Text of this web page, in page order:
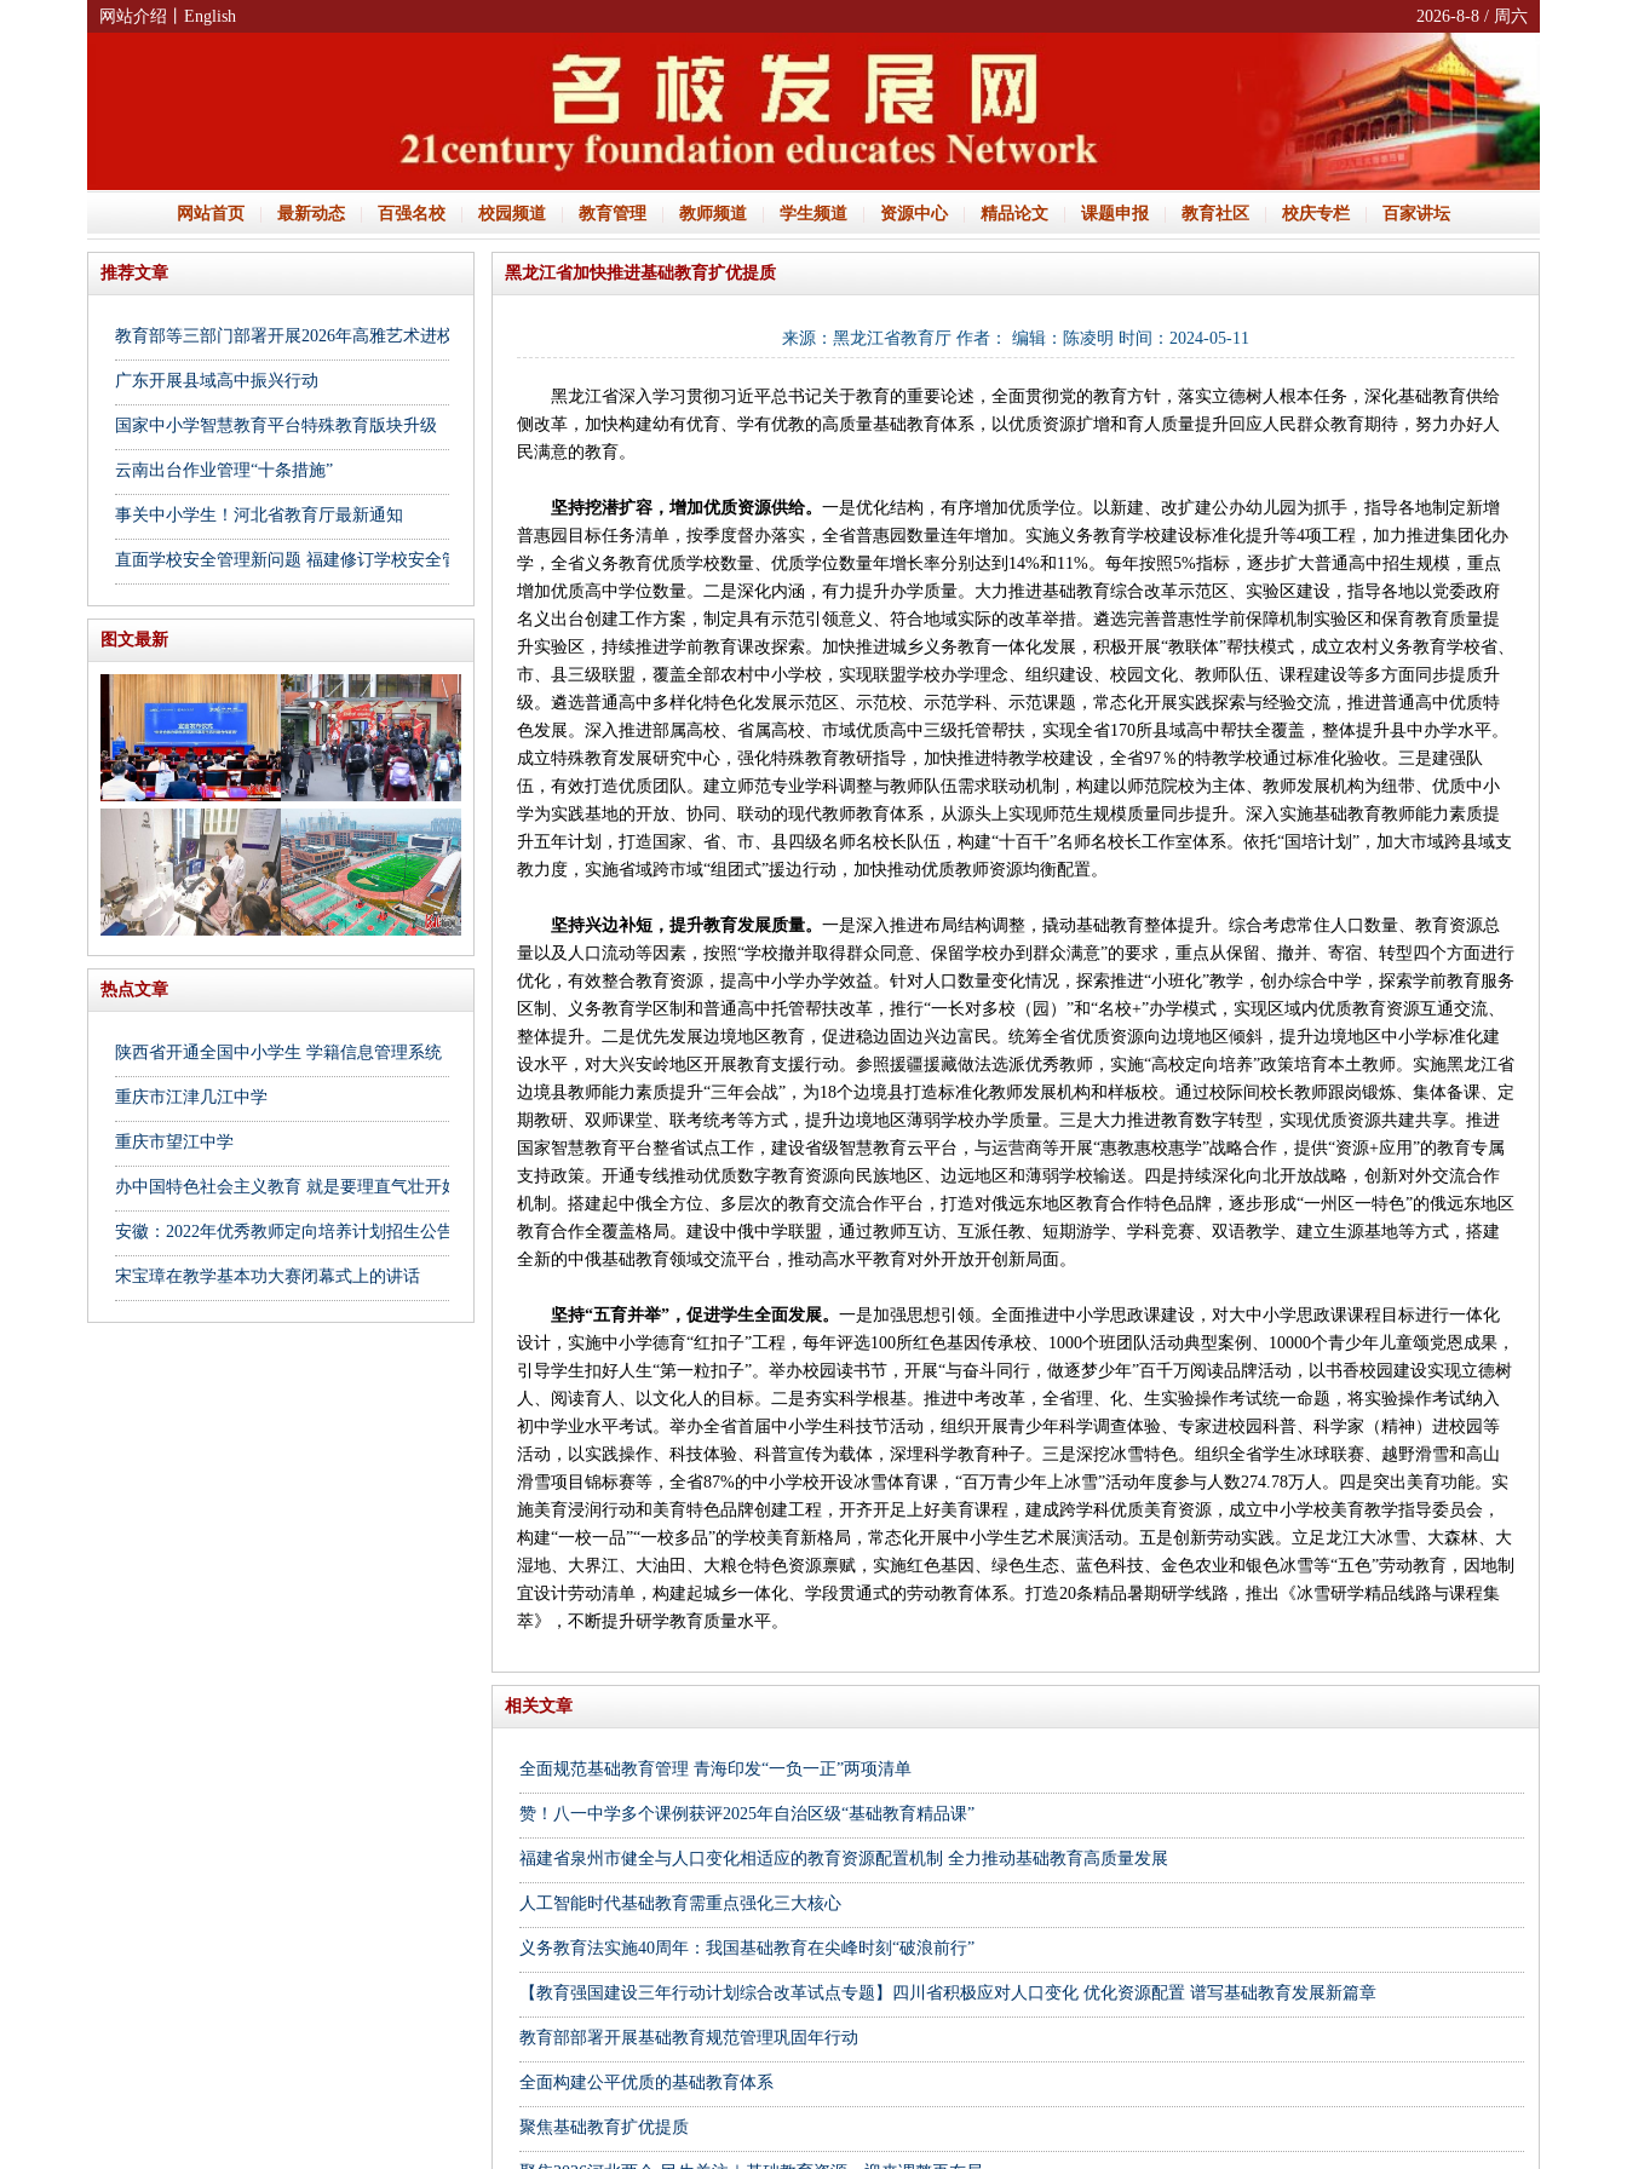
网站介绍 丨English 2026-8-8 / 周六
网站首页 最新动态 百强名校 校园频道 教育管理 教师频道 学生频道 资源中心 精品论文 课题申报 教育社区 校庆专栏 百家讲坛
推荐文章
教育部等三部门部署开展2026年高雅艺术进校园活动
广东开展县域高中振兴行动
国家中小学智慧教育平台特殊教育版块升级
云南出台作业管理“十条措施”
事关中小学生！河北省教育厅最新通知
直面学校安全管理新问题 福建修订学校安全管理条例
图文最新
热点文章
陕西省开通全国中小学生 学籍信息管理系统
重庆市江津几江中学
重庆市望江中学
办中国特色社会主义教育 就是要理直气壮开好思政课
安徽：2022年优秀教师定向培养计划招生公告
宋宝璋在教学基本功大赛闭幕式上的讲话
黑龙江省加快推进基础教育扩优提质
来源：黑龙江省教育厅 作者： 编辑：陈凌明 时间：2024-05-11
黑龙江省深入学习贯彻习近平总书记关于教育的重要论述，全面贯彻党的教育方针，落实立德树人根本任务，深化基础教育供给
侧改革，加快构建幼有优育、学有优教的高质量基础教育体系，以优质资源扩增和育人质量提升回应人民群众教育期待，努力办好人
民满意的教育。
坚持挖潜扩容，增加优质资源供给。 一是优化结构，有序增加优质学位。以新建、改扩建公办幼儿园为抓手，指导各地制定新增
普惠园目标任务清单，按季度督办落实，全省普惠园数量连年增加。实施义务教育学校建设标准化提升等4项工程，加力推进集团化办
学，全省义务教育优质学校数量、优质学位数量年增长率分别达到14%和11%。每年按照5%指标，逐步扩大普通高中招生规模，重点
增加优质高中学位数量。二是深化内涵，有力提升办学质量。大力推进基础教育综合改革示范区、实验区建设，指导各地以党委政府
名义出台创建工作方案，制定具有示范引领意义、符合地域实际的改革举措。遴选完善普惠性学前保障机制实验区和保育教育质量提
升实验区，持续推进学前教育课改探索。加快推进城乡义务教育一体化发展，积极开展“教联体”帮扶模式，成立农村义务教育学校省、
市、县三级联盟，覆盖全部农村中小学校，实现联盟学校办学理念、组织建设、校园文化、教师队伍、课程建设等多方面同步提质升
级。遴选普通高中多样化特色化发展示范区、示范校、示范学科、示范课题，常态化开展实践探索与经验交流，推进普通高中优质特
色发展。深入推进部属高校、省属高校、市域优质高中三级托管帮扶，实现全省170所县域高中帮扶全覆盖，整体提升县中办学水平。
成立特殊教育发展研究中心，强化特殊教育教研指导，加快推进特教学校建设，全省97％的特教学校通过标准化验收。三是建强队
伍，有效打造优质团队。建立师范专业学科调整与教师队伍需求联动机制，构建以师范院校为主体、教师发展机构为纽带、优质中小
学为实践基地的开放、协同、联动的现代教师教育体系，从源头上实现师范生规模质量同步提升。深入实施基础教育教师能力素质提
升五年计划，打造国家、省、市、县四级名师名校长队伍，构建“十百千”名师名校长工作室体系。依托“国培计划”，加大市域跨县域支
教力度，实施省域跨市域“组团式”援边行动，加快推动优质教师资源均衡配置。
坚持兴边补短，提升教育发展质量。 一是深入推进布局结构调整，撬动基础教育整体提升。综合考虑常住人口数量、教育资源总
量以及人口流动等因素，按照“学校撤并取得群众同意、保留学校办到群众满意”的要求，重点从保留、撤并、寄宿、转型四个方面进行
优化，有效整合教育资源，提高中小学办学效益。针对人口数量变化情况，探索推进“小班化”教学，创办综合中学，探索学前教育服务
区制、义务教育学区制和普通高中托管帮扶改革，推行“一长对多校（园）”和“名校+”办学模式，实现区域内优质教育资源互通交流、
整体提升。二是优先发展边境地区教育，促进稳边固边兴边富民。统筹全省优质资源向边境地区倾斜，提升边境地区中小学标准化建
设水平，对大兴安岭地区开展教育支援行动。参照援疆援藏做法选派优秀教师，实施“高校定向培养”政策培育本土教师。实施黑龙江省
边境县教师能力素质提升“三年会战”，为18个边境县打造标准化教师发展机构和样板校。通过校际间校长教师跟岗锻炼、集体备课、定
期教研、双师课堂、联考统考等方式，提升边境地区薄弱学校办学质量。三是大力推进教育数字转型，实现优质资源共建共享。推进
国家智慧教育平台整省试点工作，建设省级智慧教育云平台，与运营商等开展“惠教惠校惠学”战略合作，提供“资源+应用”的教育专属
支持政策。开通专线推动优质数字教育资源向民族地区、边远地区和薄弱学校输送。四是持续深化向北开放战略，创新对外交流合作
机制。搭建起中俄全方位、多层次的教育交流合作平台，打造对俄远东地区教育合作特色品牌，逐步形成“一州区一特色”的俄远东地区
教育合作全覆盖格局。建设中俄中学联盟，通过教师互访、互派任教、短期游学、学科竞赛、双语教学、建立生源基地等方式，搭建
全新的中俄基础教育领域交流平台，推动高水平教育对外开放开创新局面。
坚持“五育并举”，促进学生全面发展。 一是加强思想引领。全面推进中小学思政课建设，对大中小学思政课课程目标进行一体化
设计，实施中小学德育“红扣子”工程，每年评选100所红色基因传承校、1000个班团队活动典型案例、10000个青少年儿童颂党恩成果，
引导学生扣好人生“第一粒扣子”。举办校园读书节，开展“与奋斗同行，做逐梦少年”百千万阅读品牌活动，以书香校园建设实现立德树
人、阅读育人、以文化人的目标。二是夯实科学根基。推进中考改革，全省理、化、生实验操作考试统一命题，将实验操作考试纳入
初中学业水平考试。举办全省首届中小学生科技节活动，组织开展青少年科学调查体验、专家进校园科普、科学家（精神）进校园等
活动，以实践操作、科技体验、科普宣传为载体，深埋科学教育种子。三是深挖冰雪特色。组织全省学生冰球联赛、越野滑雪和高山
滑雪项目锦标赛等，全省87%的中小学校开设冰雪体育课，“百万青少年上冰雪”活动年度参与人数274.78万人。四是突出美育功能。实
施美育浸润行动和美育特色品牌创建工程，开齐开足上好美育课程，建成跨学科优质美育资源，成立中小学校美育教学指导委员会，
构建“一校一品”“一校多品”的学校美育新格局，常态化开展中小学生艺术展演活动。五是创新劳动实践。立足龙江大冰雪、大森林、大
湿地、大界江、大油田、大粮仓特色资源禀赋，实施红色基因、绿色生态、蓝色科技、金色农业和银色冰雪等“五色”劳动教育，因地制
宜设计劳动清单，构建起城乡一体化、学段贯通式的劳动教育体系。打造20条精品暑期研学线路，推出《冰雪研学精品线路与课程集
萃》，不断提升研学教育质量水平。
相关文章
全面规范基础教育管理 青海印发“一负一正”两项清单
赞！八一中学多个课例获评2025年自治区级“基础教育精品课”
福建省泉州市健全与人口变化相适应的教育资源配置机制 全力推动基础教育高质量发展
人工智能时代基础教育需重点强化三大核心
义务教育法实施40周年：我国基础教育在尖峰时刻“破浪前行”
【教育强国建设三年行动计划综合改革试点专题】四川省积极应对人口变化 优化资源配置 谱写基础教育发展新篇章
教育部部署开展基础教育规范管理巩固年行动
全面构建公平优质的基础教育体系
聚焦基础教育扩优提质